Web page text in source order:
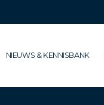
NIEUWS & KENNISBANK